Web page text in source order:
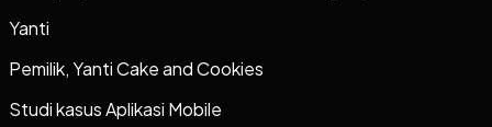
Yanti
Pemilik, Yanti Cake and Cookies
Studi kasusAplikasi Mobile